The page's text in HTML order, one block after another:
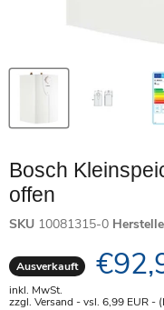
Bosch
offen
SKU 10081315-0
Ausverkauft Aktueller
inkl. MwSt.
zzgl. Versand - vsl. 6,99 EUR-